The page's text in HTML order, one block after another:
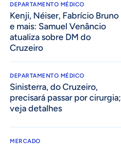
DEPARTAMENTO MÉDICO
Kenji, Néiser, Fabrício Bruno
e mais: Samuel Venâncio
atualiza sobre DM do
Cruzeiro
DEPARTAMENTO MÉDICO
Sinisterra, do Cruzeiro,
precisará passar por cirurgia;
veja detalhes
MERCADO